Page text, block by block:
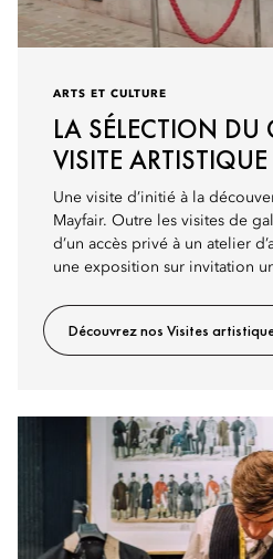
ARTS ET CULTURE
LA SÉLECTION DU
VISITE ARTISTIQUE
Une visite d’initié à la
Mayfair. Outre les visites de
d’un accès privé à un atelier
une exposition sur invitation
Découvrez nos Visites